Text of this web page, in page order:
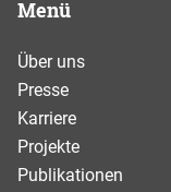
Menü
Über uns
Presse
Karriere
Projekte
Publikationen